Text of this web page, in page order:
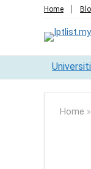
Home
Home »